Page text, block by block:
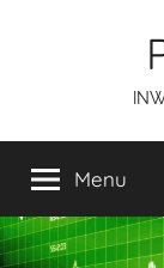
Menu